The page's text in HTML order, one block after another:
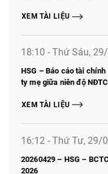
XEM TÀI LIỆU
18:10 - Thứ Sáu,
HSG – Báo cáo tài
ty mẹ giữa niên độ
XEM TÀI LIỆU
16:12 - Thứ Tư, 29/
20260429 – HSG –
2026